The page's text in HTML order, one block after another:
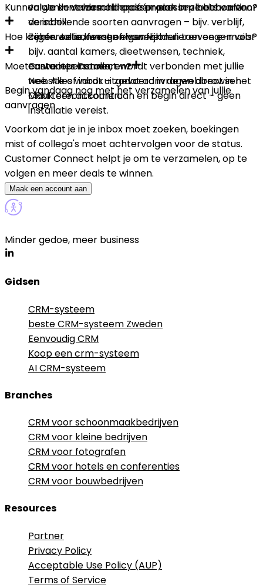
volgen – verzameld op één plek in plaats van in
de inbox.
Ja! Je kunt verschillende processen hebben voor
verschillende soorten aanvragen – bijv. verblijf,
conferentie, feest of huwelijk.
Kunnen we de velden aanpassen aan onze behoeften?
Zeker. Jullie kunnen eigen velden toevoegen voor
bijv. aantal kamers, dieetwensen, techniek,
contactpersonen, enz.
Hoe krijgen we aanvragen van formulieren en e-mails?
Customer Connect wordt verbonden met jullie
website of inbox – zodat aanvragen direct in het
CRM terechtkomen.
Moeten we iets installeren?
Nee. Alles wordt uitgevoerd in de webbrowser.
Maak een account aan en begin direct – geen
installatie vereist.
Begin vandaag nog met het verzamelen van jullie
aanvragen
Voorkom dat je in je inbox moet zoeken, boekingen
mist of collega's moet achtervolgen voor de status.
Customer Connect helpt je om te verzamelen, op te
volgen en meer deals te winnen.
Maak een account aan
Minder gedoe, meer business
Gidsen
CRM-systeem
beste CRM-systeem Zweden
Eenvoudig CRM
Koop een crm-systeem
AI CRM-systeem
Branches
CRM voor schoonmaakbedrijven
CRM voor kleine bedrijven
CRM voor fotografen
CRM voor hotels en conferenties
CRM voor bouwbedrijven
Resources
Partner
Privacy Policy
Acceptable Use Policy (AUP)
Terms of Service